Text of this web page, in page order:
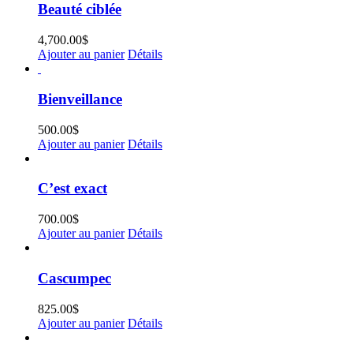
Beauté ciblée
4,700.00$
Ajouter au panier Détails
Bienveillance
500.00$
Ajouter au panier Détails
C’est exact
700.00$
Ajouter au panier Détails
Cascumpec
825.00$
Ajouter au panier Détails